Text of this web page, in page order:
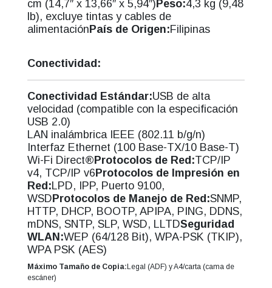
cm (14,7″ x 13,66″ x 5,94″) Peso:4,3 kg (9,48
lb), excluye tintas y cables de
alimentaciónPaís de Origen:Filipinas
Conectividad:
Conectividad Estándar:USB de alta
velocidad (compatible con la especificación
USB 2.0)
LAN inalámbrica IEEE (802.11 b/g/n)
Interfaz Ethernet (100 Base-TX/10 Base-T)
Wi-Fi Direct®Protocolos de Red:TCP/IP
v4, TCP/IP v6Protocolos de Impresión en
Red:LPD, IPP, Puerto 9100,
WSDProtocolos de Manejo de Red:SNMP,
HTTP, DHCP, BOOTP, APIPA, PING, DDNS,
mDNS, SNTP, SLP, WSD, LLTDSeguridad
WLAN:WEP (64/128 Bit), WPA-PSK (TKIP),
WPA PSK (AES)
Máximo Tamaño de Copia:Legal (ADF) y A4/carta (cama de
escáner)